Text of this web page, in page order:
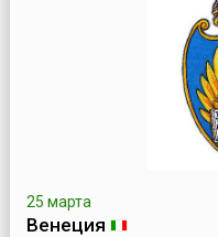
25 марта
Венеция